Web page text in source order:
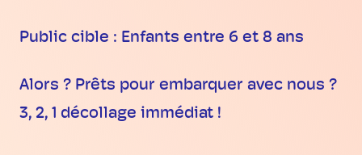
Public cible : Enfants entre 6 et 8 ans
Alors ? Prêts pour embarquer avec nous ?
3, 2, 1 décollage immédiat !